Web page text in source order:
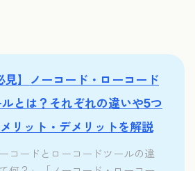
見】ノーコード・ローコード
ルとは？それぞれの違いや5つ
リット・デメリットを解説
ーコードとローコードツールの違